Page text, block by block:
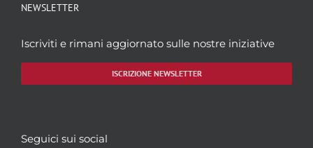
NEWSLETTER
Iscriviti e rimani aggiornato sulle nostre iniziative
ISCRIZIONE NEWSLETTER
Seguici sui social